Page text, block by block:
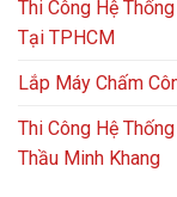
Thi Công Hệ
Tại TPHCM
Lắp Máy Chấm
Thi Công Hệ
Thầu Minh Khang